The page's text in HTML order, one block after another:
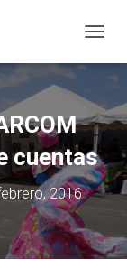
cuentas
2016